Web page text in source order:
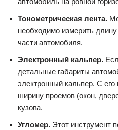
автомобиль на ровной
Тонометрическая лента.
необходимо измерить
части автомобиля.
Электронный кальпер.
детальные габариты
электронный кальпер. С
ширину проемов (окон,
кузова.
Угломер. Этот инструмент